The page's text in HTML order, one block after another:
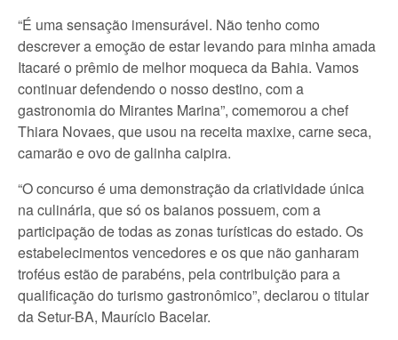
“É uma sensação imensurável. Não tenho como
descrever a emoção de estar levando para minha amada
Itacaré o prêmio de melhor moqueca da Bahia. Vamos
continuar defendendo o nosso destino, com a
gastronomia do Mirantes Marina”, comemorou a chef
Thiara Novaes, que usou na receita maxixe, carne seca,
camarão e ovo de galinha caipira.
“O concurso é uma demonstração da criatividade única
na culinária, que só os baianos possuem, com a
participação de todas as zonas turísticas do estado. Os
estabelecimentos vencedores e os que não ganharam
troféus estão de parabéns, pela contribuição para a
qualificação do turismo gastronômico”, declarou o titular
da Setur-BA, Maurício Bacelar.